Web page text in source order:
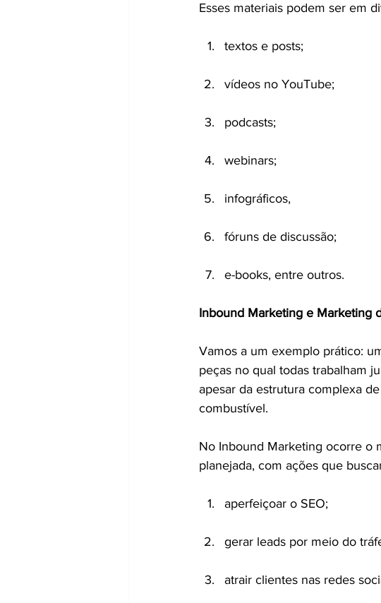
Esses materiais podem ser em
textos e posts;
vídeos no YouTube;
podcasts;
webinars;
infográficos,
fóruns de discussão;
e-books, entre outros.
Inbound Marketing e Marketing
Vamos a um exemplo prático:
peças no qual todas trabalham
apesar da estrutura complexa
combustível.
No Inbound Marketing ocorre o
planejada, com ações que
aperfeiçoar o SEO;
gerar leads por meio do
atrair clientes nas redes